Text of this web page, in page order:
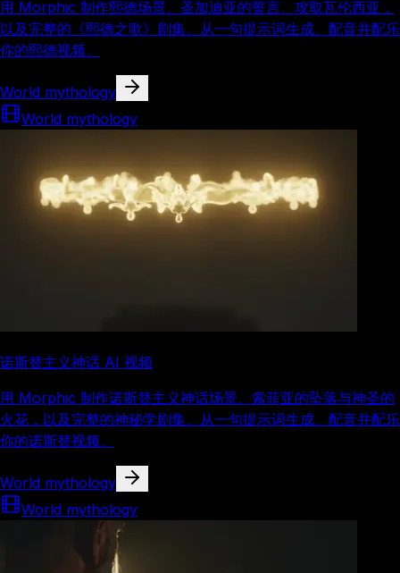
用 Morphic 制作熙德场景、圣加迪亚的誓言、攻取瓦伦西亚，
以及完整的《熙德之歌》剧集。从一句提示词生成、配音并配乐
你的熙德视频。
World mythology
World mythology
诺斯替主义神话 AI 视频
用 Morphic 制作诺斯替主义神话场景、索菲亚的坠落与神圣的
火花，以及完整的神秘学剧集。从一句提示词生成、配音并配乐
你的诺斯替视频。
World mythology
World mythology